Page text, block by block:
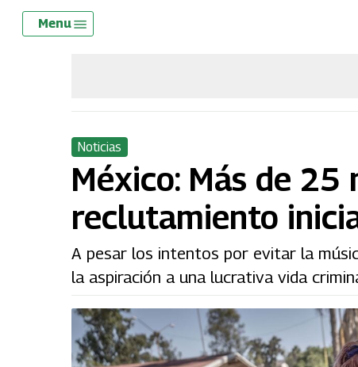
Skip
Menu
Noticias
México: Más de
reclutamiento
A pesar los intentos por evitar la
la aspiración a una lucrativa vida
Menu